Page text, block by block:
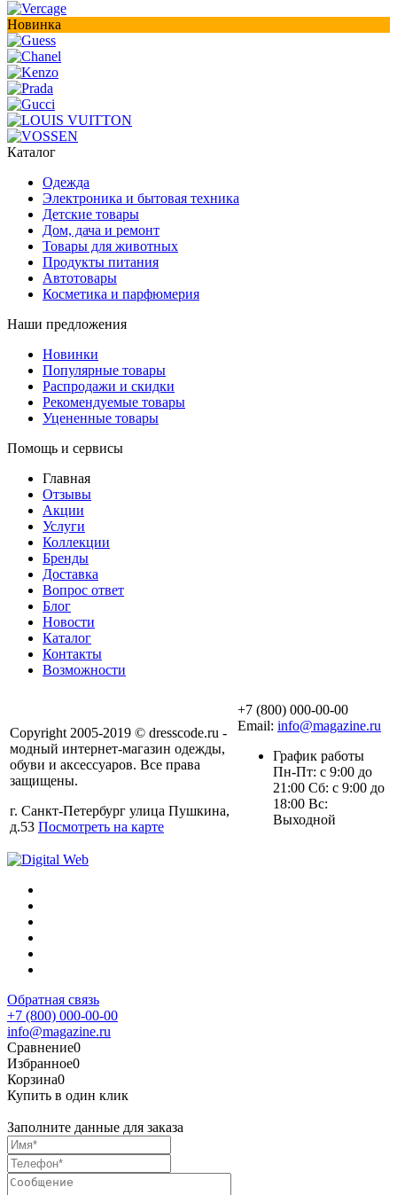
Новинка
Каталог
Одежда
Электроника и бытовая техника
Детские товары
Дом, дача и ремонт
Товары для животных
Продукты питания
Автотовары
Косметика и парфюмерия
Наши предложения
Новинки
Популярные товары
Распродажи и скидки
Рекомендуемые товары
Уцененные товары
Помощь и сервисы
Главная
Отзывы
Акции
Услуги
Коллекции
Бренды
Доставка
Вопрос ответ
Блог
Новости
Каталог
Контакты
Возможности
Copyright 2005-2019 © dresscode.ru -
модный интернет-магазин одежды,
обуви и аксессуаров. Все права
защищены.
г. Санкт-Петербург улица Пушкина,
д.53 Посмотреть на карте
+7 (800) 000-00-00
Email: info@magazine.ru
График работы
Пн-Пт: с 9:00 до
21:00 Сб: с 9:00 до
18:00 Вс:
Выходной
Обратная связь
+7 (800) 000-00-00
info@magazine.ru
Сравнение0
Избранное0
Корзина0
Купить в один клик
Заполните данные для заказа